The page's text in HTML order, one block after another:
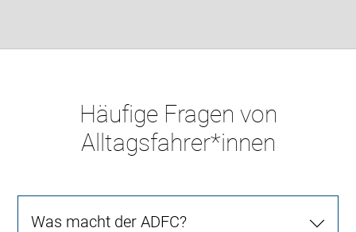
Häufige Fragen von
Alltagsfahrer*innen
Was macht der ADFC?